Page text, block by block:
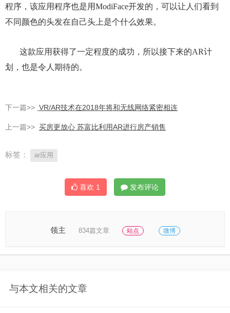
程序，该应用程序也是用ModiFace开发的，可以让人们看到
不同颜色的头发在自己头上是个什么效果。
这款应用获得了一定程度的成功，所以接下来的AR计
划，也是令人期待的。
下一篇>> VR/AR技术在2018年将和无线网络紧密相连
上一篇>> 买房更放心 苏富比利用AR进行房产销售
标签： ar应用
喜欢 1 发布评论
领主 834篇文章 站点 微博
与本文相关的文章